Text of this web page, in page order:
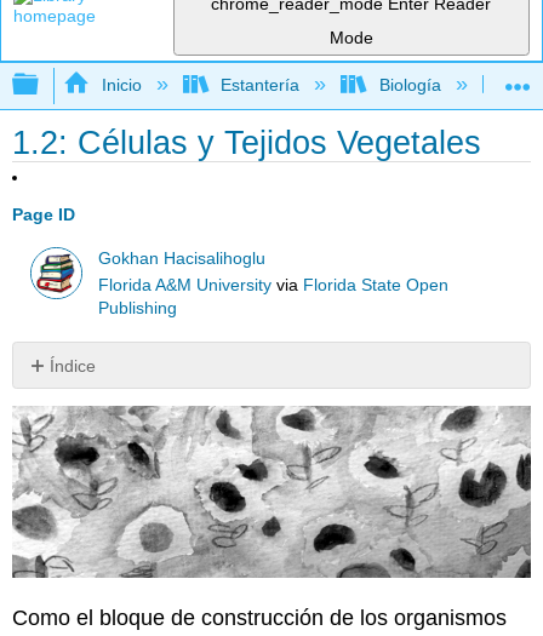
Mode
Expandir/contraer jerarquía global
Inicio Estantería Biología
1.2: Células y Tejidos Vegetales
Page ID
Gokhan Hacisalihoglu
Florida A&M University via Florida State Open
Publishing
Índice
(\PageIndex{1}\).
Student
Learning
Outcomes
(SLOs)
\
(\PageIndex{2}\).
Picture
Como el bloque de construcción de los organismos